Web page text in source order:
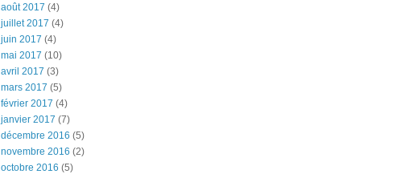
août 2017 (4)
juillet 2017 (4)
juin 2017 (4)
mai 2017 (10)
avril 2017 (3)
mars 2017 (5)
février 2017 (4)
janvier 2017 (7)
décembre 2016 (5)
novembre 2016 (2)
octobre 2016 (5)